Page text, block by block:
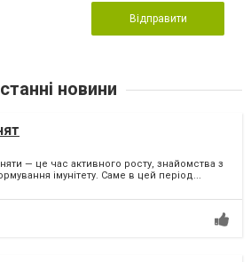
Відправити
новини
— це час активного росту, знайомства з
імунітету. Саме в цей період...